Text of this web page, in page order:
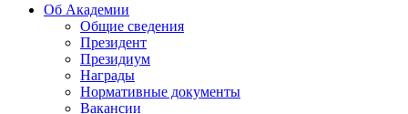
Об Академии
Общие сведения
Президент
Президиум
Награды
Нормативные документы
Вакансии